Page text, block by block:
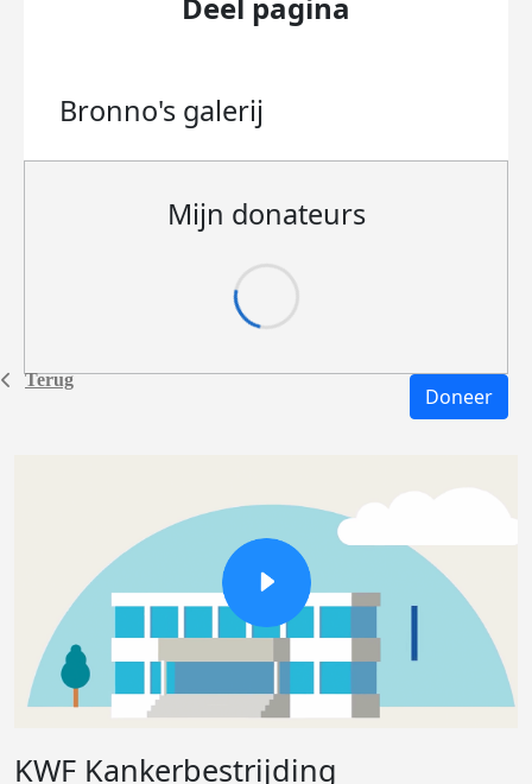
Terug
Bronno's galerij
Mijn donateurs
Doneer
KWF Kankerbestrijding